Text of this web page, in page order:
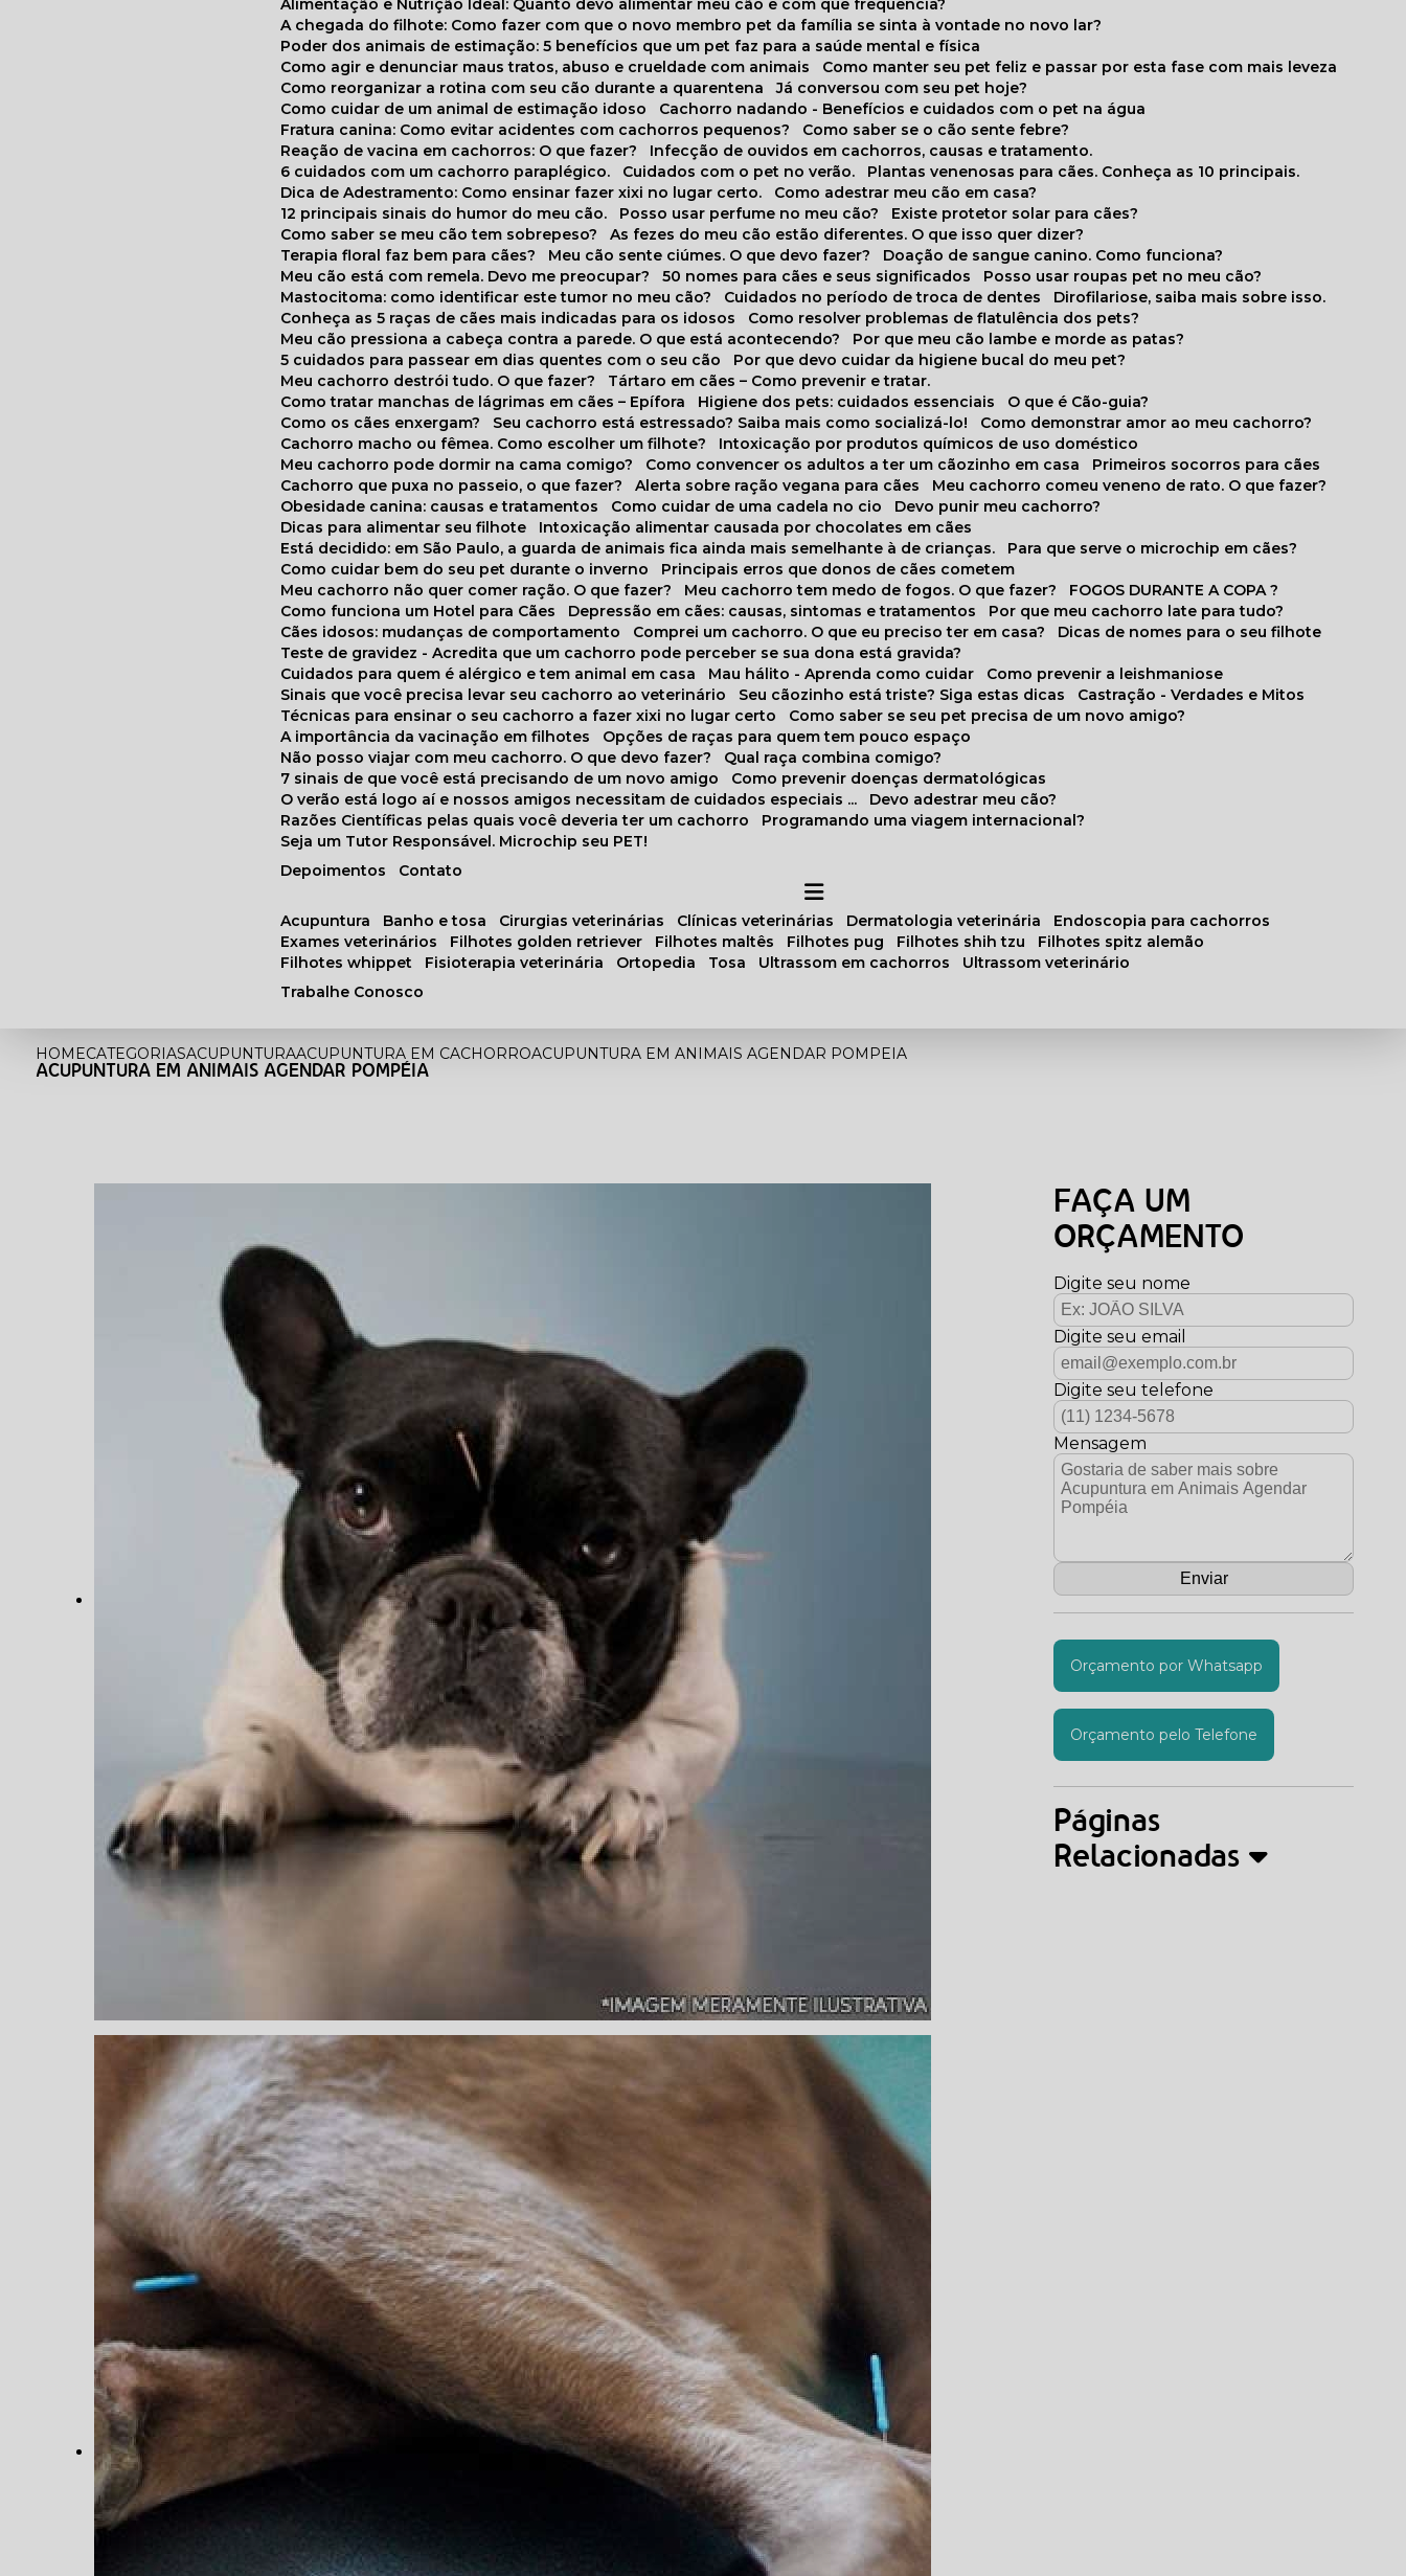
Depoimentos
Alimentação e Nutrição Ideal: Quanto devo alimentar meu cão e com que frequência?
A chegada do filhote: Como fazer com que o novo membro pet da família se sinta à vontade no novo lar?
Poder dos animais de estimação: 5 benefícios que um pet faz para a saúde mental e física
Como agir e denunciar maus tratos, abuso e crueldade com animais
Como manter seu pet feliz e passar por esta fase com mais leveza
Como reorganizar a rotina com seu cão durante a quarentena
Já conversou com seu pet hoje?
Como cuidar de um animal de estimação idoso
Cachorro nadando - Benefícios e cuidados com o pet na água
Fratura canina: Como evitar acidentes com cachorros pequenos?
Como saber se o cão sente febre?
Reação de vacina em cachorros: O que fazer?
Infecção de ouvidos em cachorros, causas e tratamento.
6 cuidados com um cachorro paraplégico.
Cuidados com o pet no verão.
Plantas venenosas para cães. Conheça as 10 principais.
Dica de Adestramento: Como ensinar fazer xixi no lugar certo.
Como adestrar meu cão em casa?
12 principais sinais do humor do meu cão.
Posso usar perfume no meu cão?
Existe protetor solar para cães?
Como saber se meu cão tem sobrepeso?
As fezes do meu cão estão diferentes. O que isso quer dizer?
Terapia floral faz bem para cães?
Meu cão sente ciúmes. O que devo fazer?
Doação de sangue canino. Como funciona?
Meu cão está com remela. Devo me preocupar?
50 nomes para cães e seus significados
Posso usar roupas pet no meu cão?
Mastocitoma: como identificar este tumor no meu cão?
Cuidados no período de troca de dentes
Dirofilariose, saiba mais sobre isso.
Conheça as 5 raças de cães mais indicadas para os idosos
Como resolver problemas de flatulência dos pets?
Meu cão pressiona a cabeça contra a parede. O que está acontecendo?
Por que meu cão lambe e morde as patas?
5 cuidados para passear em dias quentes com o seu cão
Por que devo cuidar da higiene bucal do meu pet?
Meu cachorro destrói tudo. O que fazer?
Tártaro em cães – Como prevenir e tratar.
Como tratar manchas de lágrimas em cães – Epífora
Higiene dos pets: cuidados essenciais
O que é Cão-guia?
Como os cães enxergam?
Seu cachorro está estressado? Saiba mais como socializá-lo!
Como demonstrar amor ao meu cachorro?
Cachorro macho ou fêmea. Como escolher um filhote?
Intoxicação por produtos químicos de uso doméstico
Meu cachorro pode dormir na cama comigo?
Como convencer os adultos a ter um cãozinho em casa
Primeiros socorros para cães
Cachorro que puxa no passeio, o que fazer?
Alerta sobre ração vegana para cães
Meu cachorro comeu veneno de rato. O que fazer?
Obesidade canina: causas e tratamentos
Como cuidar de uma cadela no cio
Devo punir meu cachorro?
Dicas para alimentar seu filhote
Intoxicação alimentar causada por chocolates em cães
Está decidido: em São Paulo, a guarda de animais fica ainda mais semelhante à de crianças.
Para que serve o microchip em cães?
Como cuidar bem do seu pet durante o inverno
Principais erros que donos de cães cometem
Meu cachorro não quer comer ração. O que fazer?
Meu cachorro tem medo de fogos. O que fazer?
FOGOS DURANTE A COPA ?
Como funciona um Hotel para Cães
Depressão em cães: causas, sintomas e tratamentos
Por que meu cachorro late para tudo?
Cães idosos: mudanças de comportamento
Comprei um cachorro. O que eu preciso ter em casa?
Dicas de nomes para o seu filhote
Teste de gravidez - Acredita que um cachorro pode perceber se sua dona está gravida?
Cuidados para quem é alérgico e tem animal em casa
Mau hálito - Aprenda como cuidar
Como prevenir a leishmaniose
Sinais que você precisa levar seu cachorro ao veterinário
Seu cãozinho está triste? Siga estas dicas
Castração - Verdades e Mitos
Técnicas para ensinar o seu cachorro a fazer xixi no lugar certo
Como saber se seu pet precisa de um novo amigo?
A importância da vacinação em filhotes
Opções de raças para quem tem pouco espaço
Não posso viajar com meu cachorro. O que devo fazer?
Qual raça combina comigo?
7 sinais de que você está precisando de um novo amigo
Como prevenir doenças dermatológicas
O verão está logo aí e nossos amigos necessitam de cuidados especiais ...
Devo adestrar meu cão?
Razões Científicas pelas quais você deveria ter um cachorro
Programando uma viagem internacional?
Seja um Tutor Responsável. Microchip seu PET!
Contato
acupuntura banho e tosa cirurgias veterinárias clínicas veterinárias dermatologia veterinária
endoscopia para cachorros
exames veterinários
filhotes golden retriever filhotes maltês filhotes pug filhotes shih tzu
filhotes spitz alemão
filhotes whippet
fisioterapia veterinária ortopedia tosa ultrassom em cachorros
ultrassom veterinário
Trabalhe Conosco
HOMECATEGORIASACUPUNTURAACUPUNTURA EM CACHORROACUPUNTURA EM ANIMAIS AGENDAR POMPEIA
ACUPUNTURA EM ANIMAIS AGENDAR POMPÉIA
FAÇA UM
ORÇAMENTO
Digite seu nome
Digite seu email
Digite seu telefone
Mensagem
Orçamento por Whatsapp
Orçamento pelo Telefone
Páginas
Relacionadas